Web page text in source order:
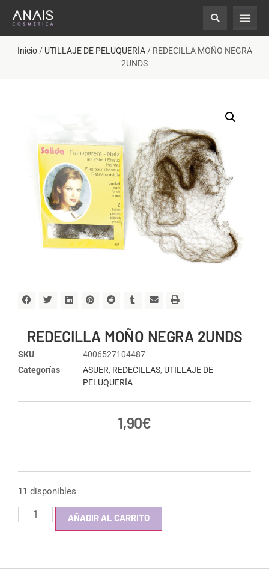
Inicio/ UTILLAJE DE PELUQUERÍA/ REDECILLA MOÑO NEGRA
2UNDS
REDECILLA MOÑO NEGRA 2UNDS
SKU
4006527104487
Categorías
ASUER, REDECILLAS, UTILLAJE DE
PELUQUERÍA
1,90€
11 disponibles
AÑADIR AL CARRITO